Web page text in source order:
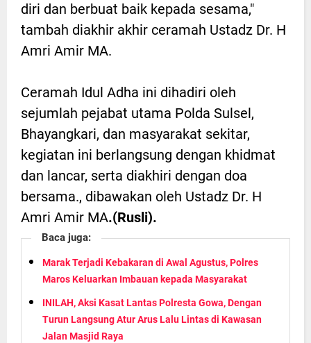
diri dan berbuat baik kepada sesama,"
tambah diakhir akhir ceramah Ustadz Dr. H
Amri Amir MA.
Ceramah Idul Adha ini dihadiri oleh
sejumlah pejabat utama Polda Sulsel,
Bhayangkari, dan masyarakat sekitar,
kegiatan ini berlangsung dengan khidmat
dan lancar, serta diakhiri dengan doa
bersama., dibawakan oleh Ustadz Dr. H
Amri Amir MA.(Rusli).
Baca juga:
Marak Terjadi Kebakaran di Awal Agustus, Polres
Maros Keluarkan Imbauan kepada Masyarakat
INILAH, Aksi Kasat Lantas Polresta Gowa, Dengan
Turun Langsung Atur Arus Lalu Lintas di Kawasan
Jalan Masjid Raya